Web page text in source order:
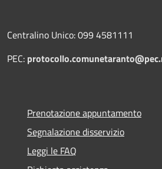
Centralino Unico: 099 4581111
PEC:
Prenotazione appuntamento
Segnalazione disservizio
Leggi le FAQ